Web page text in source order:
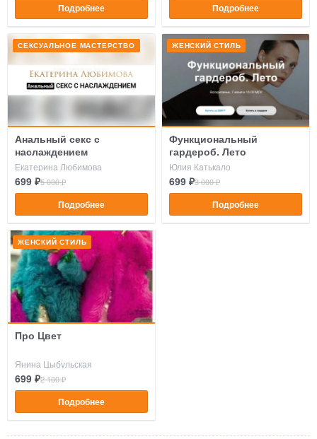
Подробнее Подробнее
СЕКСУАЛЬНОЕ МАСТЕРСТВО
Анальный секс с
наслаждением
Екатерина Любимова
699 ₽5 000 ₽
Подробнее
ЖЕНСКИЙ СТИЛЬ
Функциональный
гардероб. Лето
Юлия Катькало
699 ₽3 000 ₽
Подробнее
ЖЕНСКИЙ СТИЛЬ
Про Цвет
Янина Цыбульская
699 ₽2 100 ₽
Подробнее